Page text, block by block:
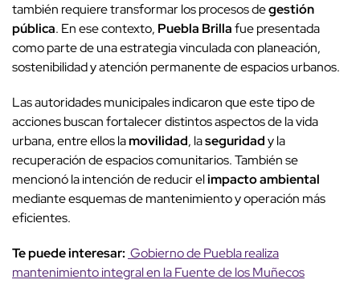
también requiere transformar los procesos degestión
pública. En ese contexto, Puebla Brillafue presentada
como parte de una estrategia vinculada con planeación,
sostenibilidad y atención permanente de espacios urbanos.
Las autoridades municipales indicaron que este tipo de
acciones buscan fortalecer distintos aspectos de la vida
urbana, entre ellos lamovilidad, laseguridady la
recuperación de espacios comunitarios. También se
mencionó la intención de reducir elimpacto ambiental
mediante esquemas de mantenimiento y operación más
eficientes.
Te puede interesar: Gobierno de Puebla realiza
mantenimiento integral en la Fuente de los Muñecos